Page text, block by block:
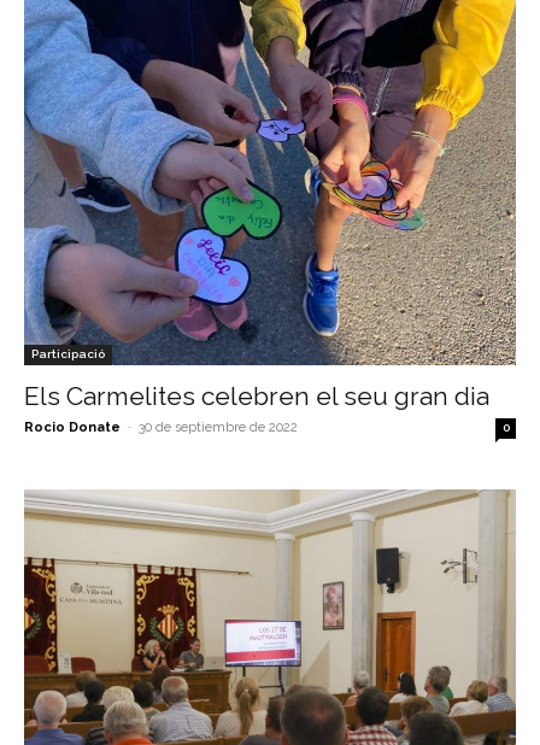
Participació
Els Carmelites celebren el seu gran dia
Rocio Donate - 30 de septiembre de 2022 0